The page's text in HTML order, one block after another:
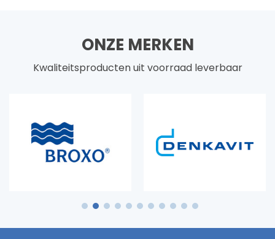
ONZE MERKEN
Kwaliteitsproducten uit voorraad leverbaar
1 2 3 4 5 6 7 8 9 10 11